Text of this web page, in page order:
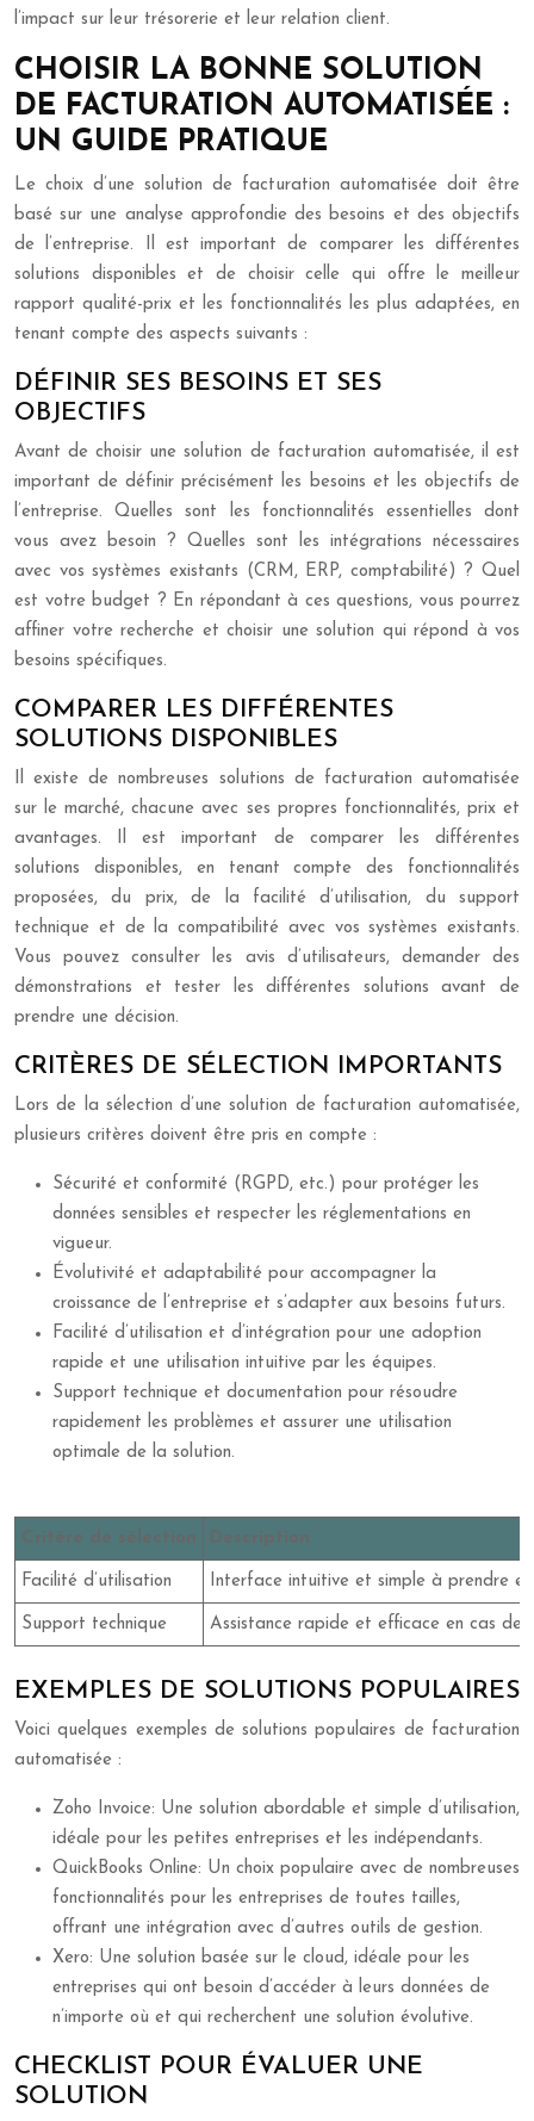
l’impact sur leur trésorerie et leur relation client.
CHOISIR LA BONNE SOLUTION
DE FACTURATION AUTOMATISÉE :
UN GUIDE PRATIQUE
Le choix d’une solution de facturation automatisée doit être
basé sur une analyse approfondie des besoins et des objectifs
de l’entreprise. Il est important de comparer les différentes
solutions disponibles et de choisir celle qui offre le meilleur
rapport qualité-prix et les fonctionnalités les plus adaptées, en
tenant compte des aspects suivants :
DÉFINIR SES BESOINS ET SES
OBJECTIFS
Avant de choisir une solution de facturation automatisée, il est
important de définir précisément les besoins et les objectifs de
l’entreprise. Quelles sont les fonctionnalités essentielles dont
vous avez besoin ? Quelles sont les intégrations nécessaires
avec vos systèmes existants (CRM, ERP, comptabilité) ? Quel
est votre budget ? En répondant à ces questions, vous pourrez
affiner votre recherche et choisir une solution qui répond à vos
besoins spécifiques.
COMPARER LES DIFFÉRENTES
SOLUTIONS DISPONIBLES
Il existe de nombreuses solutions de facturation automatisée
sur le marché, chacune avec ses propres fonctionnalités, prix et
avantages. Il est important de comparer les différentes
solutions disponibles, en tenant compte des fonctionnalités
proposées, du prix, de la facilité d’utilisation, du support
technique et de la compatibilité avec vos systèmes existants.
Vous pouvez consulter les avis d’utilisateurs, demander des
démonstrations et tester les différentes solutions avant de
prendre une décision.
CRITÈRES DE SÉLECTION IMPORTANTS
Lors de la sélection d’une solution de facturation automatisée,
plusieurs critères doivent être pris en compte :
Sécurité et conformité (RGPD, etc.) pour protéger les
données sensibles et respecter les réglementations en
vigueur.
Évolutivité et adaptabilité pour accompagner la
croissance de l’entreprise et s’adapter aux besoins futurs.
Facilité d’utilisation et d’intégration pour une adoption
rapide et une utilisation intuitive par les équipes.
Support technique et documentation pour résoudre
rapidement les problèmes et assurer une utilisation
optimale de la solution.
Facilité d’utilisation Interface intuitive et simple à prendre
Support technique Assistance rapide et efficace en cas de
EXEMPLES DE SOLUTIONS POPULAIRES
Voici quelques exemples de solutions populaires de facturation
automatisée :
Zoho Invoice: Une solution abordable et simple d’utilisation,
idéale pour les petites entreprises et les indépendants.
QuickBooks Online: Un choix populaire avec de nombreuses
fonctionnalités pour les entreprises de toutes tailles,
offrant une intégration avec d’autres outils de gestion.
Xero: Une solution basée sur le cloud, idéale pour les
entreprises qui ont besoin d’accéder à leurs données de
n’importe où et qui recherchent une solution évolutive.
CHECKLIST POUR ÉVALUER UNE
SOLUTION